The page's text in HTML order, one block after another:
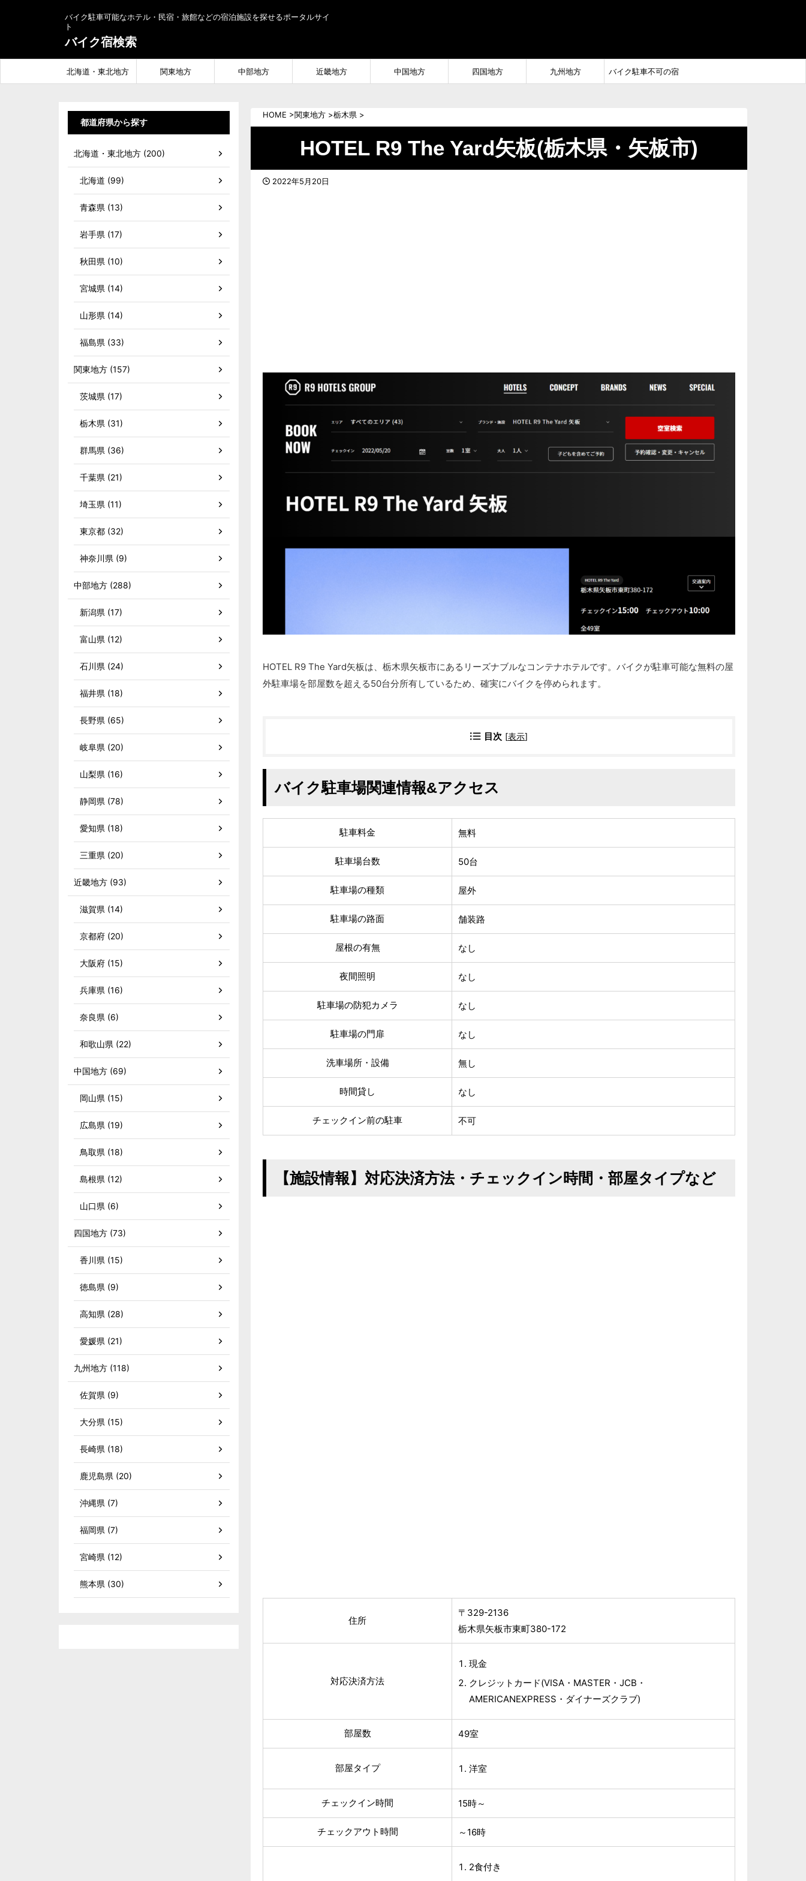
バイク駐車可能なホテル・民宿・旅館などの宿泊施設を探せるポータルサイ
ト
バイク宿検索
北海道・東北地方 関東地方 中部地方 近畿地方 中国地方 四国地方 九州地方 バイク駐車不可の宿
HOME >関東地方 >栃木県 >
HOTEL R9 The Yard矢板(栃木県・矢板市)
2022年5月20日
HOTEL R9 The Yard矢板は、栃木県矢板市にあるリーズナブルなコンテナホテルです。バイクが駐車可能な無料の屋
外駐車場を部屋数を超える50台分所有しているため、確実にバイクを停められます。
目次 [表示]
バイク駐車場関連情報&アクセス
駐車料金 無料
駐車場台数 50台
駐車場の種類 屋外
駐車場の路面 舗装路
屋根の有無 なし
夜間照明 なし
駐車場の防犯カメラ なし
駐車場の門扉 なし
洗車場所・設備 無し
時間貸し なし
チェックイン前の駐車 不可
【施設情報】対応決済方法・チェックイン時間・部屋タイプなど
住所
〒329-2136
栃木県矢板市東町380-172
対応決済方法
現金
クレジットカード(VISA・MASTER・JCB・
AMERICANEXPRESS・ダイナーズクラブ)
部屋数 49室
部屋タイプ 洋室
チェックイン時間 15時～
チェックアウト時間 ～16時
2食付き
都道府県から探す
北海道・東北地方 (200)
北海道 (99)
青森県 (13)
岩手県 (17)
秋田県 (10)
宮城県 (14)
山形県 (14)
福島県 (33)
関東地方 (157)
茨城県 (17)
栃木県 (31)
群馬県 (36)
千葉県 (21)
埼玉県 (11)
東京都 (32)
神奈川県 (9)
中部地方 (288)
新潟県 (17)
富山県 (12)
石川県 (24)
福井県 (18)
長野県 (65)
岐阜県 (20)
山梨県 (16)
静岡県 (78)
愛知県 (18)
三重県 (20)
近畿地方 (93)
滋賀県 (14)
京都府 (20)
大阪府 (15)
兵庫県 (16)
奈良県 (6)
和歌山県 (22)
中国地方 (69)
岡山県 (15)
広島県 (19)
鳥取県 (18)
島根県 (12)
山口県 (6)
四国地方 (73)
香川県 (15)
徳島県 (9)
高知県 (28)
愛媛県 (21)
九州地方 (118)
佐賀県 (9)
大分県 (15)
長崎県 (18)
鹿児島県 (20)
沖縄県 (7)
福岡県 (7)
宮崎県 (12)
熊本県 (30)